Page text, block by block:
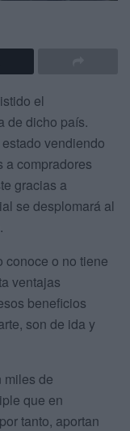
el
de dicho país.
vendiendo
a compradores
gracias a
se desplomará al
.
conoce o no tiene
ventajas
beneficios
son de ida y
miles de
que en
tanto, aportan